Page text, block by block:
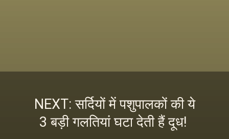
NEXT: सर्दियों में पशुपालकों की ये
3 बड़ी गलतियां घटा देती हैं दूध!